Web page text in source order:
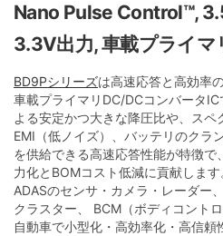
Nano Pulse Control™,
3.3V出力, 車載プライ
BD9Pシリーズは高速応答と高効率
車載プライマリDC/DCコンバータ
よる安定かつ大きな降圧比や、ス
EMI（低ノイズ）、バッテリのクラ
を供給できる高速応答性能が特徴
力化とBOMコスト低減に貢献します
ADASのセンサ・カメラ・レーダー
クラスター、 BCM（ボディコント
自動車で小型化・高効率化・高信